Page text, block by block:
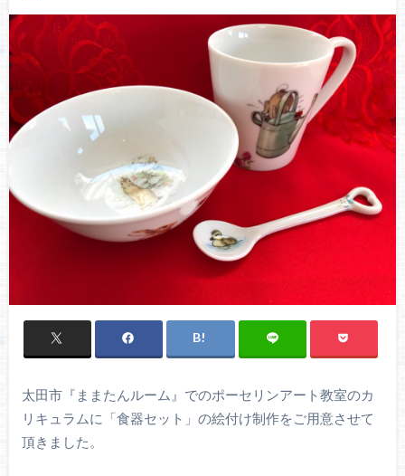
太田市『ままたんルーム』でのポーセリンアート教室のカ
リキュラムに「食器セット」の絵付け制作をご用意させて
頂きました。